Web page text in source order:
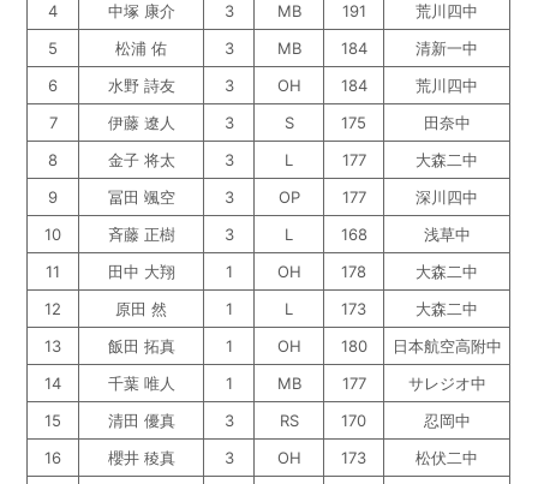
4
中塚 康介 3 MB 191
荒川四中
5
松浦 佑 3 MB 184
清新一中
6
水野 詩友 3 OH 184
荒川四中
7
伊藤 遼人 3 S 175
田奈中
8
金子 将太 3 L 177
大森二中
9
冨田 颯空 3 OP 177
深川四中
10
斉藤 正樹 3 L 168
浅草中
11
田中 大翔 1 OH 178
大森二中
12
原田 然 1 L 173
大森二中
13
飯田 拓真 1 OH 180
日本航空高附中
14
千葉 唯人 1 MB 177
サレジオ中
15
清田 優真 3 RS 170
忍岡中
16
櫻井 稜真 3 OH 173
松伏二中